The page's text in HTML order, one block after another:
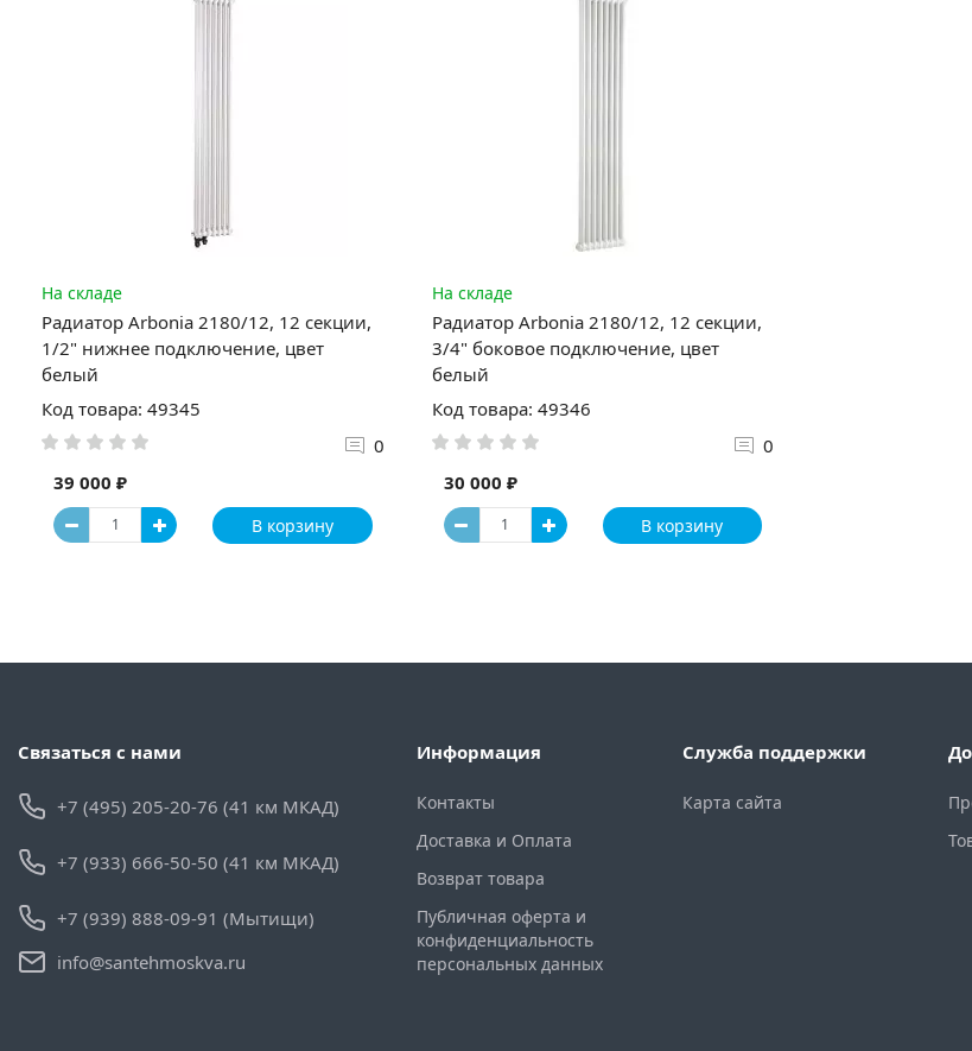
На складе
Радиатор Arbonia 2180/12, 12 секции,
1/2" нижнее подключение, цвет
белый
Код товара: 49345
0
39 000 ₽
В корзину
На складе
Радиатор Arbonia 2180/12, 12 секции,
3/4" боковое подключение, цвет
белый
Код товара: 49346
0
30 000 ₽
В корзину
Связаться с нами
+7 (495) 205-20-76 (41 км МКАД)
+7 (933) 666-50-50 (41 км МКАД)
+7 (939) 888-09-91 (Мытищи)
info@santehmoskva.ru
Информация
Контакты
Доставка и Оплата
Возврат товара
Публичная оферта и
конфиденциальность
персональных данных
Служба поддержки
Карта сайта